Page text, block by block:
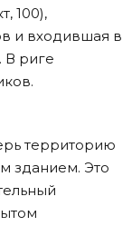
100),
и входившая в
В риге
территорию
зданием. Это